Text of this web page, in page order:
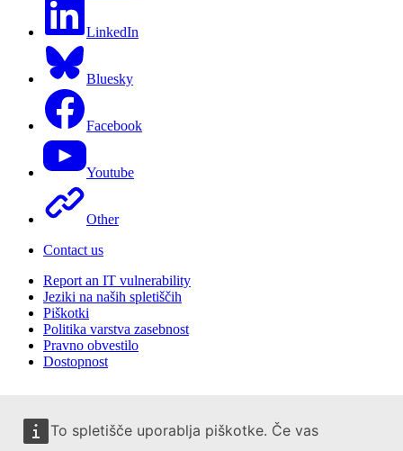
To spletišče uporablja piškotke. Če vas
LinkedIn
Bluesky
Facebook
Youtube
Other
Contact us
Report an IT vulnerability
Jeziki na naših spletiščih
Piškotki
Politika varstva zasebnost
Pravno obvestilo
Dostopnost